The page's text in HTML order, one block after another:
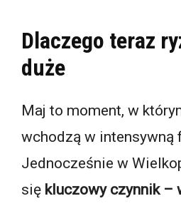
Dlaczego teraz
duże
Maj to moment, w
wchodzą w intensywną
Jednocześnie w
się kluczowy czynnik –